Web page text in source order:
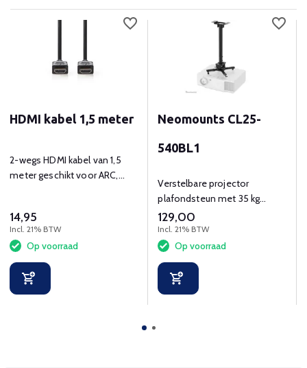
HDMI kabel 1,5 meter
2-wegs HDMI kabel van 1,5
meter geschikt voor ARC,
14,95
Incl. 21% BTW
Op voorraad
Neomounts CL25-
540BL1
Verstelbare projector
plafondsteun met 35 kg
draagvermogen en
kabelmanagement.
129,00
Incl. 21% BTW
Op voorraad